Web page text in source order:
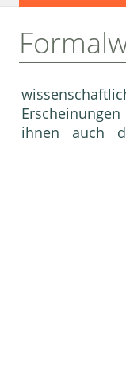
ihnen auch